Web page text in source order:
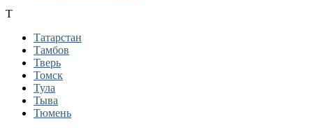
Т
Татарстан
Тамбов
Тверь
Томск
Тула
Тыва
Тюмень